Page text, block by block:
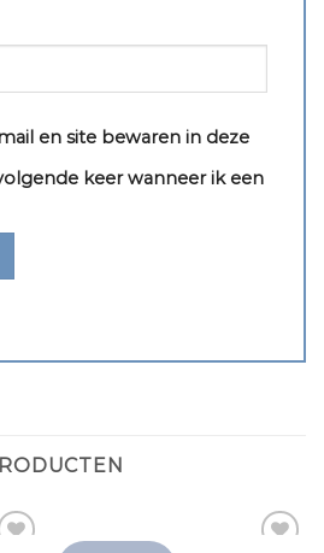
en site bewaren in deze
keer wanneer ik een